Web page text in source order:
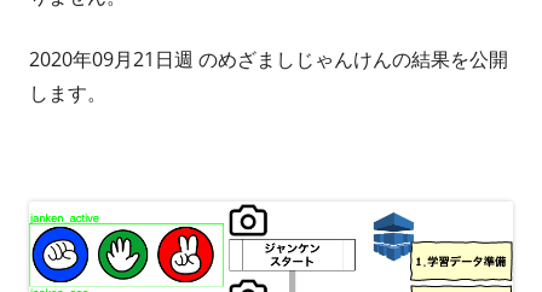
2020年09月21日週 のめざましじゃんけんの結果を公開
します。